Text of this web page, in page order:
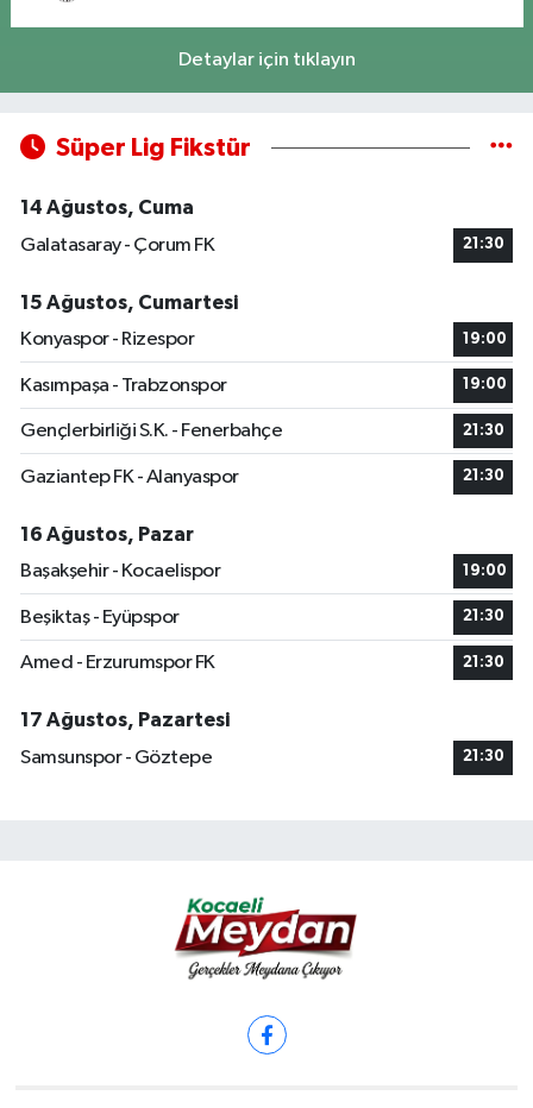
Detaylar için tıklayın
Süper Lig Fikstür
14 Ağustos, Cuma
Galatasaray - Çorum FK
21:30
15 Ağustos, Cumartesi
Konyaspor - Rizespor
19:00
Kasımpaşa - Trabzonspor 19:00
Gençlerbirliği S.K. - Fenerbahçe 21:30
Gaziantep FK - Alanyaspor 21:30
16 Ağustos, Pazar
Başakşehir - Kocaelispor
19:00
Beşiktaş - Eyüpspor 21:30
Amed - Erzurumspor FK 21:30
17 Ağustos, Pazartesi
Samsunspor - Göztepe
21:30